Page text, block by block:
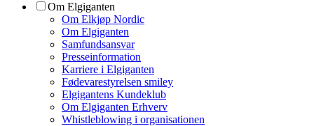
Om Elgiganten
Om Elkjøp Nordic
Om Elgiganten
Samfundsansvar
Presseinformation
Karriere i Elgiganten
Fødevarestyrelsen smiley
Elgigantens Kundeklub
Om Elgiganten Erhverv
Whistleblowing i organisationen